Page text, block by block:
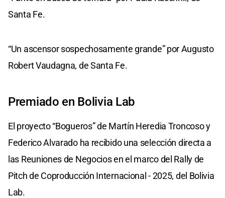
Santa Fe.
“Un ascensor sospechosamente grande” por Augusto
Robert Vaudagna, de Santa Fe.
Premiado en Bolivia Lab
El proyecto “Bogueros” de Martín Heredia Troncoso y
Federico Alvarado ha recibido una selección directa a
las Reuniones de Negocios en el marco del Rally de
Pitch de Coproducción Internacional - 2025, del Bolivia
Lab.